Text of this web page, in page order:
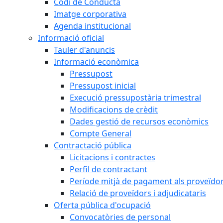
Imatge corporativa
Agenda institucional
Informació oficial
Tauler d'anuncis
Informació econòmica
Pressupost
Pressupost inicial
Execució pressupostària trimestral
Modificacions de crèdit
Dades gestió de recursos econòmics
Compte General
Contractació pública
Licitacions i contractes
Perfil de contractant
Període mitjà de pagament als
Relació de proveïdors i adjudicataris
Oferta pública d'ocupació
Convocatòries de personal